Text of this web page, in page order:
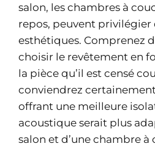
salon, les chambres à
repos, peuvent privilégier
esthétiques. Comprenez
choisir le revêtement en
la pièce qu’il est censé
conviendrez
offrant une meilleure
acoustique serait plus
salon et d’une chambre